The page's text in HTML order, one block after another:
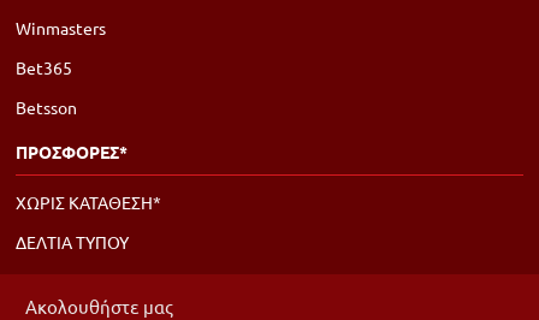
Winmasters
Bet365
Betsson
ΠΡΟΣΦΟΡΕΣ*
ΧΩΡΙΣ ΚΑΤΑΘΕΣΗ*
ΔΕΛΤΙΑ ΤΥΠΟΥ
Ακολουθήστε μας